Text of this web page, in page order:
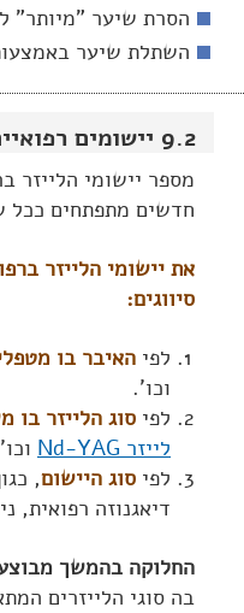
9.2 יישומים רפואיים
מספר יישומי הלייזר
חדשים מתפתחים ככל
את יישומי הלייזר
סיווגים:
לפי האיבר בו
וכו'.
לפי סוג הלייזר
לייזר Nd-YAG
לפי סוג היישום,
דיאגנוזה רפואית,
החלוקה בהמשך
בה סוגי הלייזרים
הסרת שיער "מיותר"
השתלת שיער